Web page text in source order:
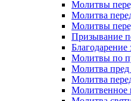
Молитвы
Молитва
Молитвы
Призывание
Благодарение
Молитвы по
Молитва пред
Молитва
Молитвенное